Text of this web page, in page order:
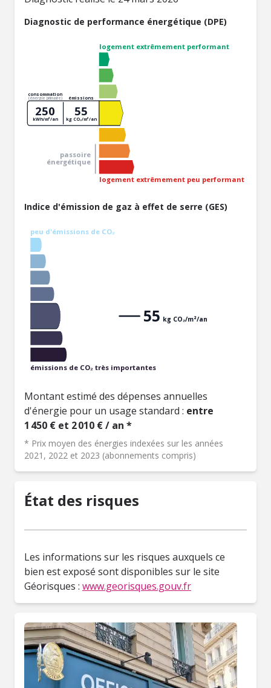
Diagnostic de performance énergétique (DPE)
logement extrêmement performant
logement extrêmement peu performant
passoire
énergétique
consommation
(énergie primaire) émissions
250
kWh/m²/an
55
kg CO₂/m²/an
Indice d'émission de gaz à effet de serre (GES)
peu d'émissions de CO₂
émissions de CO₂ très importantes
55 kg CO₂/m²/an
Montant estimé des dépenses annuelles
d'énergie pour un usage standard : entre
1 450 € et 2 010 € / an *
* Prix moyen des énergies indexées sur les années
2021, 2022 et 2023 (abonnements compris)
État des risques
Les informations sur les risques auxquels ce
bien est exposé sont disponibles sur le site
Géorisques : www.georisques.gouv.fr